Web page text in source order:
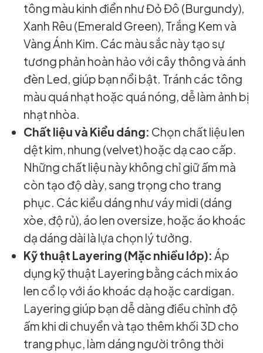
tông màu kinh điển như Đỏ Đô (Burgundy),
Xanh Rêu (Emerald Green), Trắng Kem và
Vàng Ánh Kim. Các màu sắc này tạo sự
tương phản hoàn hảo với cây thông và ánh
đèn Led, giúp bạn nổi bật. Tránh các tông
màu quá nhạt hoặc quá nóng, dễ làm ảnh bị
nhạt nhòa.
Chất liệu và Kiểu dáng: Chọn chất liệu len
dệt kim, nhung (velvet) hoặc dạ cao cấp.
Những chất liệu này không chỉ giữ ấm mà
còn tạo độ dày, sang trọng cho trang
phục. Các kiểu dáng như váy midi (dáng
xòe, độ rủ), áo len oversize, hoặc áo khoác
dạ dáng dài là lựa chọn lý tưởng.
Kỹ thuật Layering (Mặc nhiều lớp): Áp
dụng kỹ thuật Layering bằng cách mix áo
len cổ lọ với áo khoác dạ hoặc cardigan.
Layering giúp bạn dễ dàng điều chỉnh độ
ấm khi di chuyển và tạo thêm khối 3D cho
trang phục, làm dáng người trông thời